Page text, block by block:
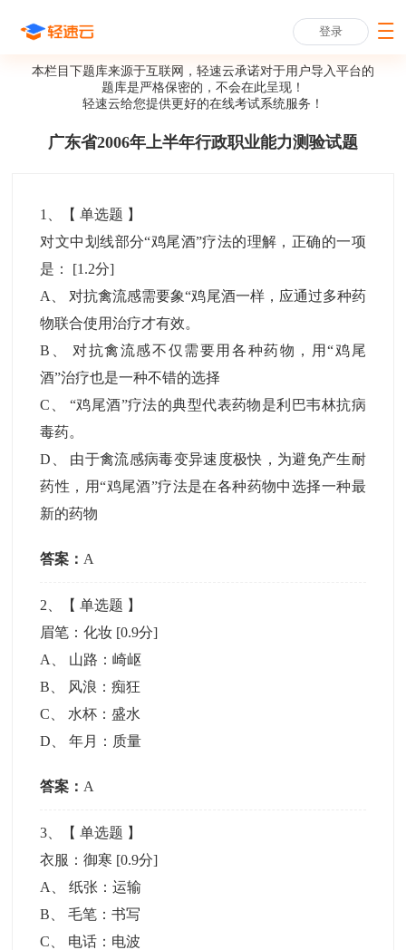
登录
本栏目下题库来源于互联网，轻速云承诺对于用户导入平台的
题库是严格保密的，不会在此呈现！
轻速云给您提供更好的在线考试系统服务！
广东省2006年上半年行政职业能力测验试题
1 、【单选题 】
对文中划线部分“鸡尾酒”疗法的理解，正确的一项
是： [1.2分]
A
对抗禽流感需要象“鸡尾酒一样，应通过多种药
物联合使用治疗才有效。
B
对抗禽流感不仅需要用各种药物，用“鸡尾
酒”治疗也是一种不错的选择
C
“鸡尾酒”疗法的典型代表药物是利巴韦林抗病
毒药。
D
由于禽流感病毒变异速度极快，为避免产生耐
药性，用“鸡尾酒”疗法是在各种药物中选择一种最
新的药物
答案： A
2 、【单选题 】
眉笔：化妆 [0.9分]
A
山路：崎岖
B
风浪：痴狂
C
水杯：盛水
D 、年月：质量
答案： A
3 、【单选题 】
衣服：御寒 [0.9分]
A
、纸张：运输
B 、毛笔：书写
C
电话：电波